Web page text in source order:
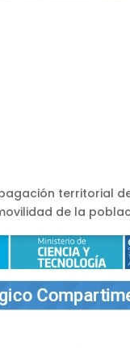
territorial
de la